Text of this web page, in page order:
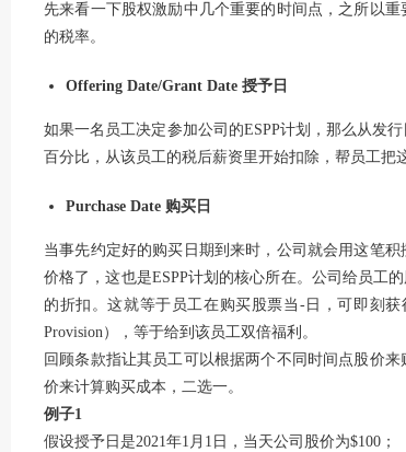
先来看一下股权激励中几个重要的时间点，之所以
的税率。
Offering Date/Grant Date 授予日
如果一名员工决定参加公司的ESPP计划，那么从发
百分比，从该员工的税后薪资里开始扣除，帮员工把
Purchase Date 购买日
当事先约定好的购买日期到来时，公司就会用这笔
价格了，这也是ESPP计划的核心所在。公司给员工
的折扣。这就等于员工在购买股票当-日，可即刻
Provision），等于给到该员工双倍福利。
回顾条款指让其员工可以根据两个不同时间点股价
价来计算购买成本，二选一。
例子1
假设授予日是2021年1月1日，当天公司股价为$100；